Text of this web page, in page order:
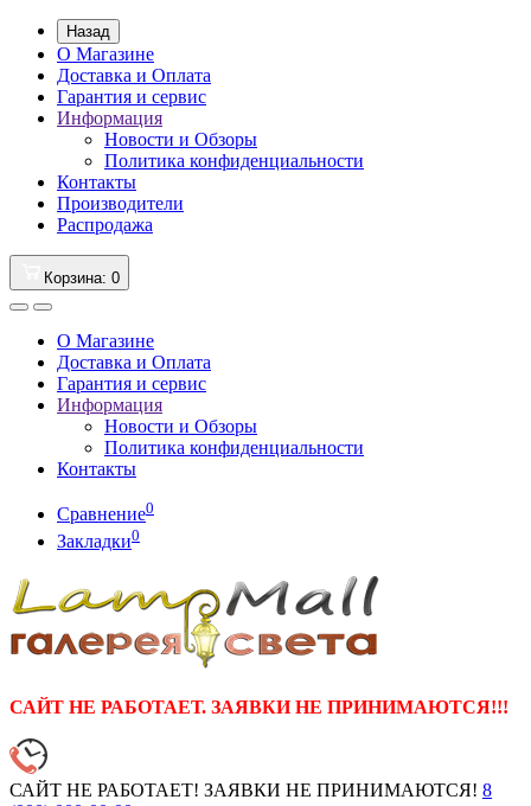
Назад
О Магазине
Доставка и Оплата
Гарантия и сервис
Информация
Новости и Обзоры
Политика конфиденциальности
Контакты
Производители
Распродажа
Корзина: 0
О Магазине
Доставка и Оплата
Гарантия и сервис
Информация
Новости и Обзоры
Политика конфиденциальности
Контакты
Сравнение0
Закладки0
САЙТ НЕ РАБОТАЕТ. ЗАЯВКИ НЕ ПРИНИМАЮТСЯ!!!
САЙТ НЕ РАБОТАЕТ! ЗАЯВКИ НЕ ПРИНИМАЮТСЯ! 8